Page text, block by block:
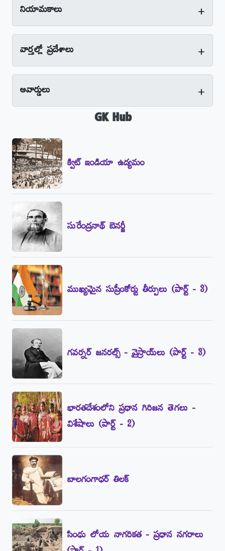
నియామకాలు +
వార్తల్లో ప్రదేశాలు +
అవార్డులు +
GK Hub
క్విట్‌ ఇండియా ఉద్యమం
సురేంద్రనాథ్‌ బెనర్జీ
ముఖ్యమైన సుప్రీంకోర్టు తీర్పులు (పార్ట్‌ - 3)
గవర్నర్‌ జనరల్స్‌ - వైస్రాయ్‌లు (పార్ట్‌ - 3)
భారతదేశంలోని ప్రధాన గిరిజన తెగలు -
విశేషాలు (పార్ట్‌ - 2)
బాలగంగాధర్‌ తిలక్‌
సింధు లోయ నాగరికత - ప్రధాన నగరాలు